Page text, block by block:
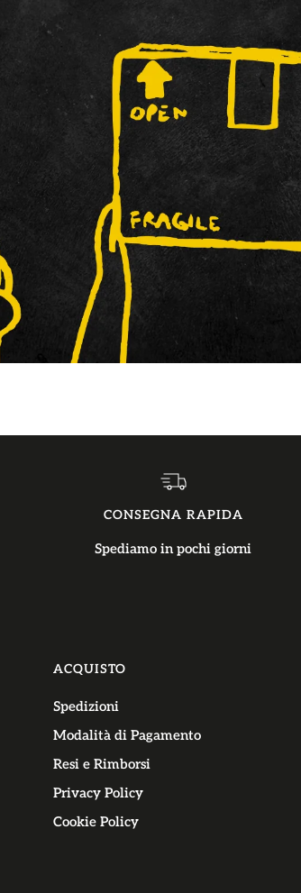
CONSEGNA RAPIDA
Spediamo in pochi giorni
ACQUISTO
Spedizioni
Modalità di Pagamento
Resi e Rimborsi
Privacy Policy
Cookie Policy